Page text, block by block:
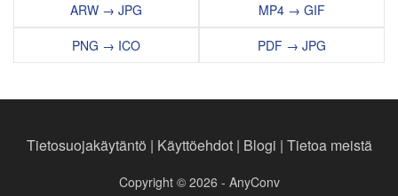
ARW → JPG
PNG → ICO
MP4 → GIF
PDF → JPG
Tietosuojakäytäntö | Käyttöehdot| Blogi | Tietoa meistä
Copyright © 2026 - AnyConv